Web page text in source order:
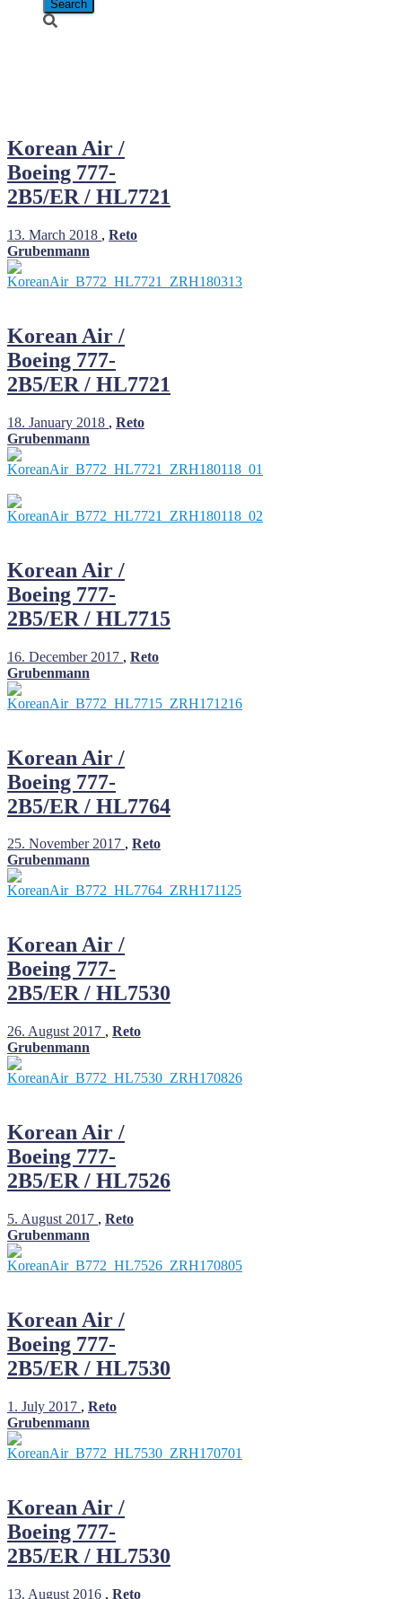
Korean Air /
Boeing 777-
2B5/ER / HL7721
13. March 2018 , Reto
Grubenmann
Korean Air /
Boeing 777-
2B5/ER / HL7721
18. January 2018 , Reto
Grubenmann
Korean Air /
Boeing 777-
2B5/ER / HL7715
16. December 2017 , Reto
Grubenmann
Korean Air /
Boeing 777-
2B5/ER / HL7764
25. November 2017 , Reto
Grubenmann
Korean Air /
Boeing 777-
2B5/ER / HL7530
26. August 2017 , Reto
Grubenmann
Korean Air /
Boeing 777-
2B5/ER / HL7526
5. August 2017 , Reto
Grubenmann
Korean Air /
Boeing 777-
2B5/ER / HL7530
1. July 2017 , Reto
Grubenmann
Korean Air /
Boeing 777-
2B5/ER / HL7530
13. August 2016 , Reto